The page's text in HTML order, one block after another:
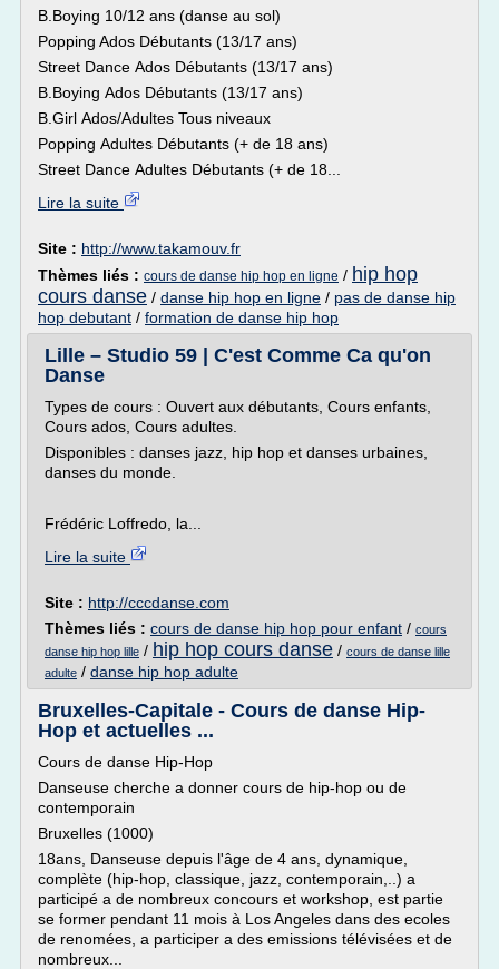
B.Boying 10/12 ans (danse au sol)
Popping Ados Débutants (13/17 ans)
Street Dance Ados Débutants (13/17 ans)
B.Boying Ados Débutants (13/17 ans)
B.Girl Ados/Adultes Tous niveaux
Popping Adultes Débutants (+ de 18 ans)
Street Dance Adultes Débutants (+ de 18...
Lire la suite
Site : http://www.takamouv.fr
Thèmes liés : cours de danse hip hop en ligne / hip hop
cours danse / danse hip hop en ligne / pas de danse hip
hop debutant / formation de danse hip hop
Lille – Studio 59 | C'est Comme Ca qu'on
Danse
Types de cours : Ouvert aux débutants, Cours enfants,
Cours ados, Cours adultes.
Disponibles : danses jazz, hip hop et danses urbaines,
danses du monde.
Frédéric Loffredo, la...
Lire la suite
Site : http://cccdanse.com
Thèmes liés : cours de danse hip hop pour enfant / cours
danse hip hop lille / hip hop cours danse / cours de danse lille
adulte / danse hip hop adulte
Bruxelles-Capitale - Cours de danse Hip-
Hop et actuelles ...
Cours de danse Hip-Hop
Danseuse cherche a donner cours de hip-hop ou de
contemporain
Bruxelles (1000)
18ans, Danseuse depuis l'âge de 4 ans, dynamique,
complète (hip-hop, classique, jazz, contemporain,..) a
participé a de nombreux concours et workshop, est partie
se former pendant 11 mois à Los Angeles dans des ecoles
de renomées, a participer a des emissions télévisées et de
nombreux...